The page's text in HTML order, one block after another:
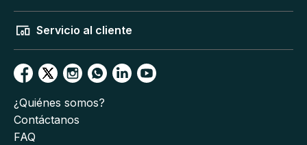
Servicio al cliente
¿Quiénes somos?
Contáctanos
FAQ